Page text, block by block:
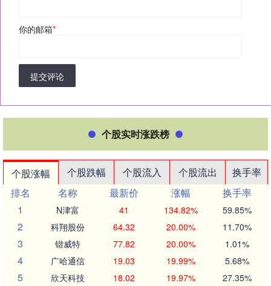
你的邮箱*
提交评论
个股实时涨跌榜
个股涨幅 个股跌幅 个股流入 个股流出
换手率
排名
名称 最新价 涨幅
换手率
1
N津富 41 134.82% 59.85%
2 科翔股份 64.32 20.00% 11.70%
3 锴威特 77.82 20.00% 1.01%
4 广哈通信 19.03 19.99% 5.68%
5 欣天科技 18.02 19.97% 27.35%